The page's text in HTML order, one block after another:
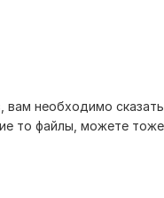
вам необходимо
то файлы, можете